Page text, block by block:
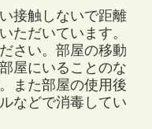
接触しないで距離
ただいています。
さい。部屋の移動
屋にいることのな
また部屋の使用後
などで消毒してい